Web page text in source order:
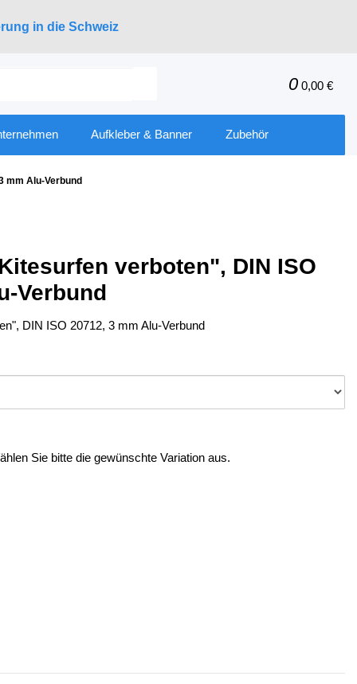
in die Schweiz
0 0,00 €
Aufkleber & Banner Zubehör
mm Alu-Verbund
verboten", DIN ISO
Verbund
DIN ISO 20712, 3 mm Alu-Verbund
Sie bitte die gewünschte Variation aus.